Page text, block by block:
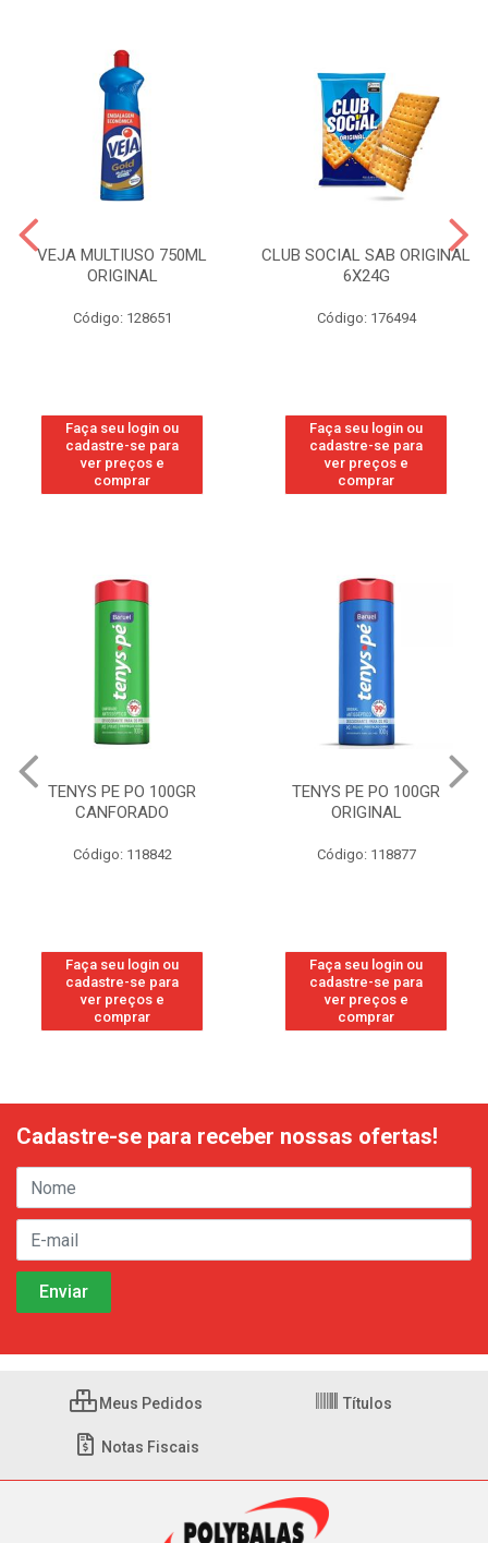
VEJA MULTIUSO 750ML
ORIGINAL
Código: 128651
Faça seu login ou
cadastre-se para
ver preços e
comprar
CLUB SOCIAL SAB ORIGINAL
6X24G
Código: 176494
Faça seu login ou
cadastre-se para
ver preços e
comprar
TENYS PE PO 100GR
CANFORADO
Código: 118842
Faça seu login ou
cadastre-se para
ver preços e
comprar
TENYS PE PO 100GR
ORIGINAL
Código: 118877
Faça seu login ou
cadastre-se para
ver preços e
comprar
Cadastre-se para receber nossas ofertas!
Meus Pedidos Títulos
Notas Fiscais